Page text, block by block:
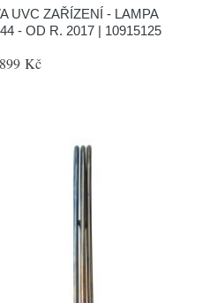
UVC ZAŘÍZENÍ - LAMPA
- OD R. 2017 | 10915125
899 Kč